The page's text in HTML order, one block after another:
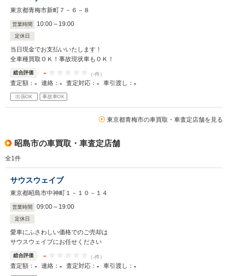
東京都青梅市新町７－６－８
営業時間 10:00～ 19:00
定休日
当日現金でお支払いいたします！
全車種買取ＯＫ！事故現状車もＯＫ！
総合評価 - （-件）
査定額： - 連絡： - 査定対応： - 車引渡し： -
出張OK 事故車OK
東京都青梅市の車買取・車査定店舗を見る
昭島市の車買取・車査定店舗
全1件
サウスウェイブ
東京都昭島市中神町１－１０－１４
営業時間 09:00～ 19:00
定休日
愛車にふさわしい価格でのご売却は
サウスウェイブにお任せください
総合評価 - （-件）
査定額： - 連絡： - 査定対応： - 車引渡し： -